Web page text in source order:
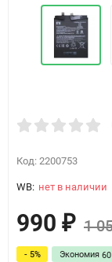
Код: 2200753
WB: нет в наличии
990 ₽ 1
- 5% Экономия 60